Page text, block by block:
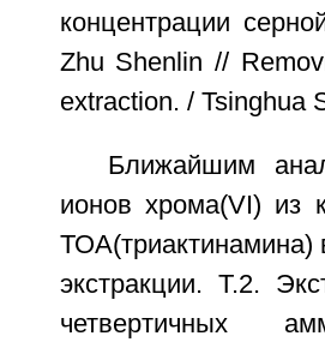
концентрации
Zhu Shenlin //
extraction. / Tsinghua
Ближайшим
ионов хрома(VI) из
экстракции. Т.2.
четвертичных